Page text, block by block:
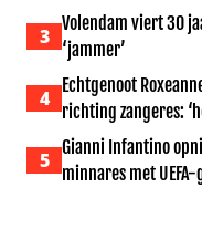
3
Volendam viert 30
‘jammer’
4
Echtgenoot
richting zangeres:
5
Gianni Infantino
minnares met